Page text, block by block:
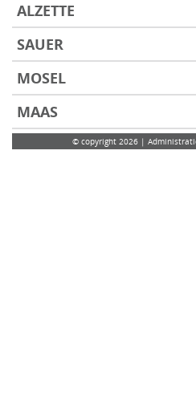
ALZETTE
SAUER
MOSEL
MAAS
© copyright 2026 |